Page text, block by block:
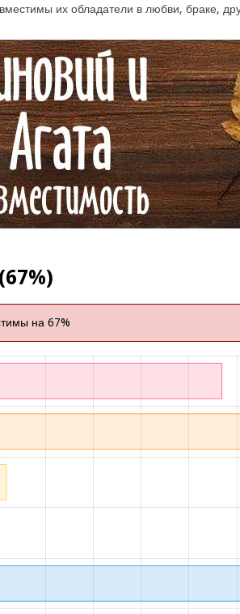
их обладатели в любви, браке,
на 67%